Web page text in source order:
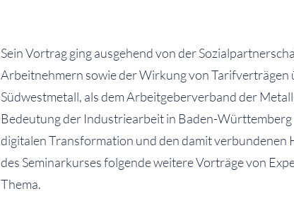
Sein Vortrag ging ausgehend von der
Arbeitnehmern sowie der Wirkung von Tarifverträgen
Südwestmetall, als dem Arbeitgeberverband der
Bedeutung der Industriearbeit in Baden-Württemberg
digitalen Transformation und den damit verbundenen
des Seminarkurses folgende weitere Vorträge von
Thema.